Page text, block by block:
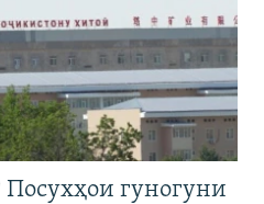
Посухҳои гуногуни